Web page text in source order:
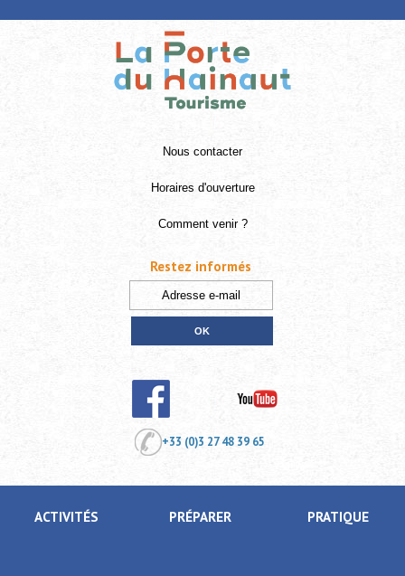
Nous contacter
Horaires d'ouverture
Comment venir ?
+33 (0)3 27 48 39 65
ACTIVITÉS PRÉPARER PRATIQUE
Restez informés